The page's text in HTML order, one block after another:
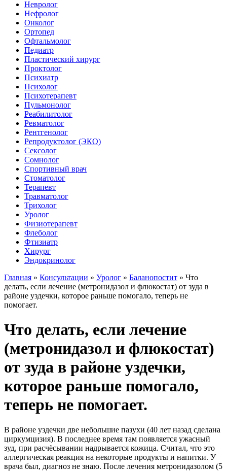
Невролог
Нефролог
Онколог
Ортопед
Офтальмолог
Педиатр
Пластический хирург
Проктолог
Психиатр
Психолог
Психотерапевт
Пульмонолог
Реабилитолог
Ревматолог
Рентгенолог
Репродуктолог (ЭКО)
Сексолог
Сомнолог
Спортивный врач
Стоматолог
Терапевт
Травматолог
Трихолог
Уролог
Физиотерапевт
Флеболог
Фтизиатр
Хирург
Эндокринолог
Главная » Консультации » Уролог » Баланопостит » Что
делать, если лечение (метронидазол и флюкостат) от зуда в
районе уздечки, которое раньше помогало, теперь не
помогает.
Что делать, если лечение
(метронидазол и флюкостат)
от зуда в районе уздечки,
которое раньше помогало,
теперь не помогает.
В районе уздечки две небольшие пазухи (40 лет назад сделана
циркумцизия). В последнее время там появляется ужасный
зуд, при расчёсывании надрывается кожица. Считал, что это
аллергическая реакция на некоторые продукты и напитки. У
врача был, диагноз не знаю. После лечения метронидазолом (5